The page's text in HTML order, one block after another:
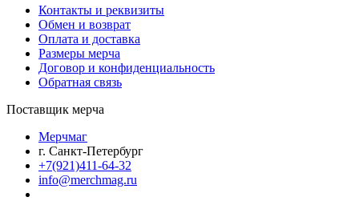
Контакты и реквизиты
Обмен и возврат
Оплата и доставка
Размеры мерча
Договор и конфиденциальность
Обратная связь
Поставщик мерча
Мерчмаг
г. Санкт-Петербург
+7(921)411-64-32
info@merchmag.ru